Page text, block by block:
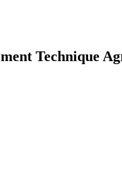
Technique